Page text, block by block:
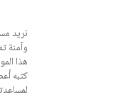
نريد
وآمنة
هذا